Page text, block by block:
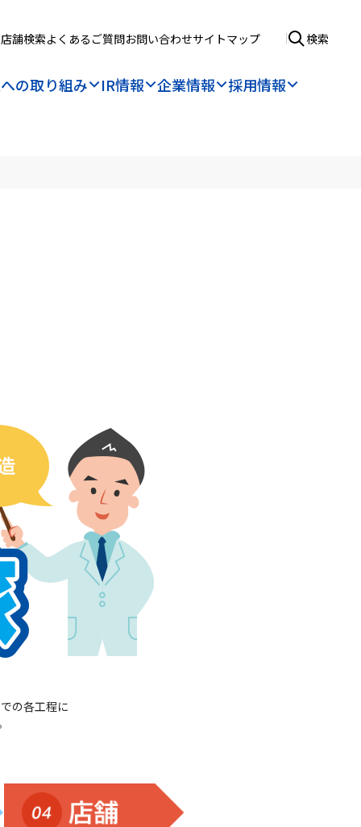
店舗検索よくあるご質問お問い合わせサイトマップ 検索
の取り組み IR情報 企業情報 採用情報
の各工程に